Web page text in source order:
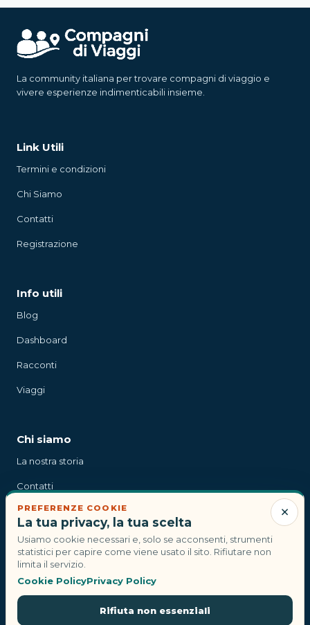
La community italiana per trovare compagni di viaggio e
vivere esperienze indimenticabili insieme.
Link Utili
Termini e condizioni
Chi Siamo
Contatti
Registrazione
Info utili
Blog
Dashboard
Racconti
Viaggi
Chi siamo
La nostra storia
Contatti
Stampa
Contatti
info@compagnidiviaggi.it
×
PREFERENZE COOKIE
La tua privacy, la tua scelta
Usiamo cookie necessari e, solo se acconsenti, strumenti
statistici per capire come viene usato il sito. Rifiutare non
limita il servizio.
Cookie PolicyPrivacy Policy
Rifiuta non essenziali